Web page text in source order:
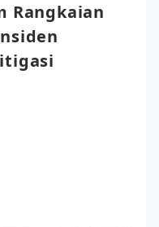
Rangkaian